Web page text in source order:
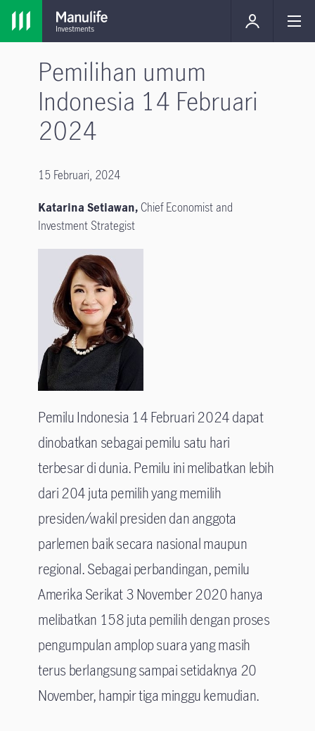
Pemilihan umum
Indonesia 14 Februari
2024
15 Februari, 2024
Katarina Setiawan,Chief Economist and
Investment Strategist
Pemilu Indonesia 14 Februari 2024 dapat
dinobatkan sebagai pemilu satu hari
terbesar di dunia. Pemilu ini melibatkan lebih
dari 204 juta pemilih yang memilih
presiden/wakil presiden dan anggota
parlemen baik secara nasional maupun
regional. Sebagai perbandingan, pemilu
Amerika Serikat 3 November 2020 hanya
melibatkan 158 juta pemilih dengan proses
pengumpulan amplop suara yang masih
terus berlangsung sampai setidaknya 20
November, hampir tiga minggu kemudian.